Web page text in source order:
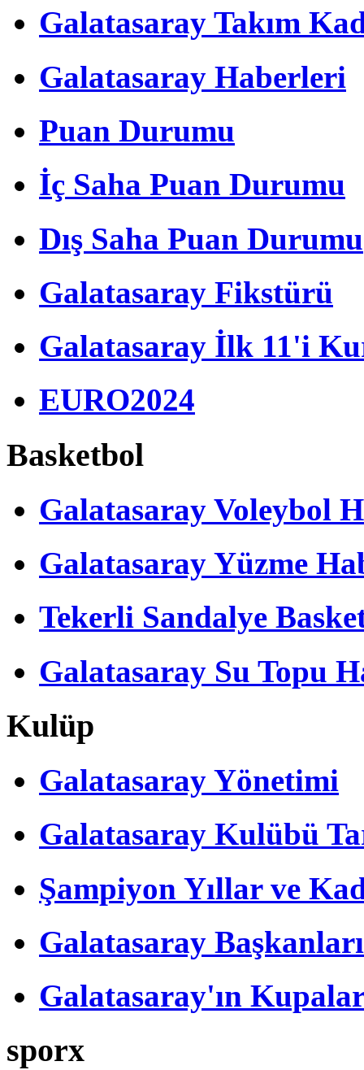
Galatasaray Takım
Galatasaray Haberleri
Puan Durumu
İç Saha Puan Durumu
Dış Saha Puan Durumu
Galatasaray Fikstürü
Galatasaray İlk 11'i
EURO2024
Basketbol
Galatasaray Voleybol
Galatasaray Yüzme
Tekerli Sandalye
Galatasaray Su Topu
Kulüp
Galatasaray Yönetimi
Galatasaray Kulübü
Şampiyon Yıllar ve
Galatasaray Başkanları
Galatasaray'ın
sporx